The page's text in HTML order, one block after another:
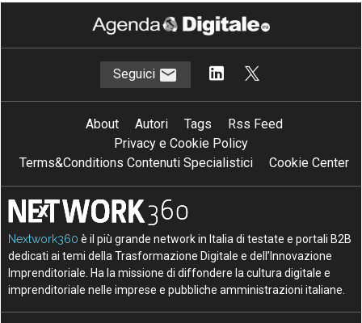
Seguici
About Autori Tags
Rss Feed
Privacy e Cookie Policy
Terms&Conditions Contenuti Specialistici
Cookie Center
Nextwork360 è il più grande network in Italia di testate e portali B2B
dedicati ai temi della Trasformazione Digitale e dell’Innovazione
Imprenditoriale. Ha la missione di diffondere la cultura digitale e
imprenditoriale nelle imprese e pubbliche amministrazioni italiane.